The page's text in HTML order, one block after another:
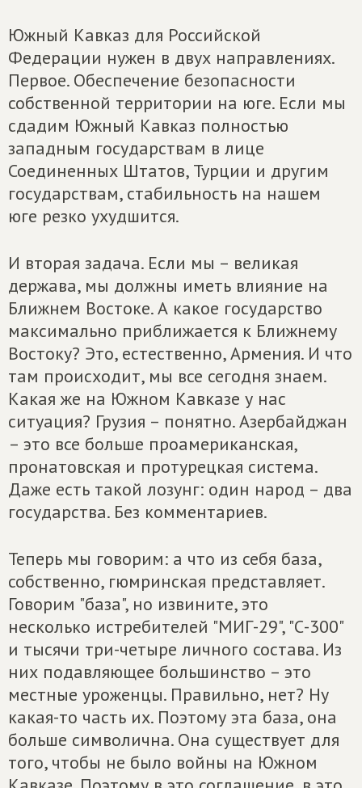
Южный Кавказ для Российской
Федерации нужен в двух направлениях.
Первое. Обеспечение безопасности
собственной территории на юге. Если мы
сдадим Южный Кавказ полностью
западным государствам в лице
Соединенных Штатов, Турции и другим
государствам, стабильность на нашем
юге резко ухудшится.
И вторая задача. Если мы – великая
держава, мы должны иметь влияние на
Ближнем Востоке. А какое государство
максимально приближается к Ближнему
Востоку? Это, естественно, Армения. И что
там происходит, мы все сегодня знаем.
Какая же на Южном Кавказе у нас
ситуация? Грузия – понятно. Азербайджан
– это все больше проамериканская,
пронатовская и протурецкая система.
Даже есть такой лозунг: один народ – два
государства. Без комментариев.
Теперь мы говорим: а что из себя база,
собственно, гюмринская представляет.
Говорим "база", но извините, это
несколько истребителей "МИГ-29", "С-300"
и тысячи три-четыре личного состава. Из
них подавляющее большинство – это
местные уроженцы. Правильно, нет? Ну
какая-то часть их. Поэтому эта база, она
больше символична. Она существует для
того, чтобы не было войны на Южном